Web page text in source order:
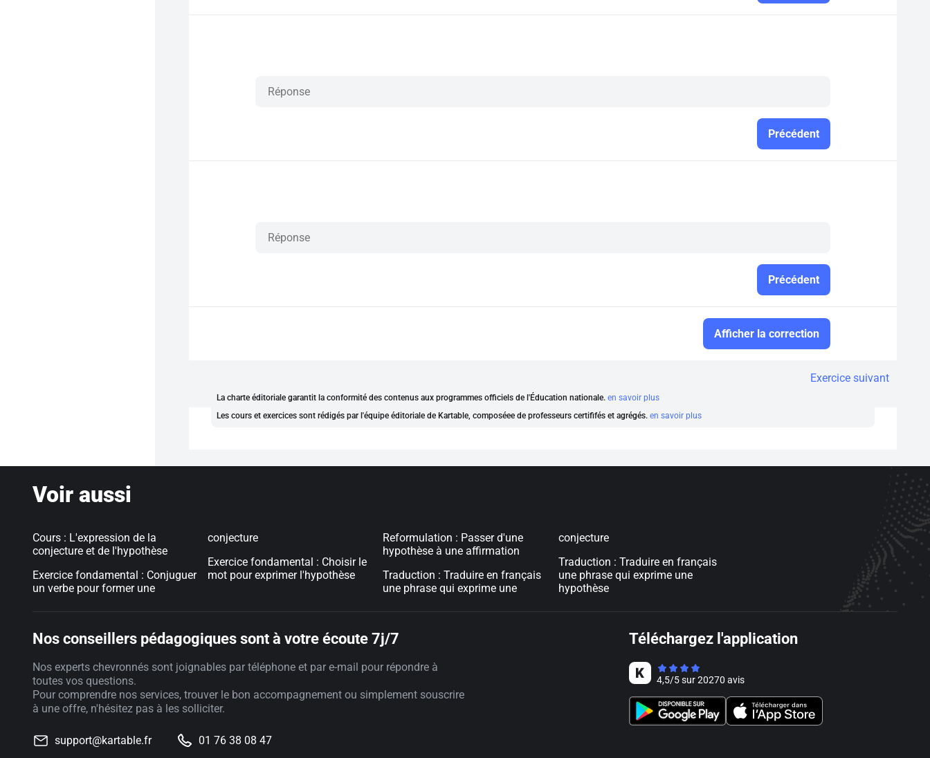
Précédent
Précédent
Afficher la correction
Exercice suivant
La charte éditoriale garantit la conformité des contenus aux programmes officiels de l'Éducation nationale. en savoir plus
Les cours et exercices sont rédigés par l'équipe éditoriale de Kartable, composéee de professeurs certififés et agrégés. en savoir plus
Voir aussi
Cours : L'expression de la
conjecture et de l'hypothèse
Exercice fondamental : Conjuguer
un verbe pour former une
conjecture
Exercice fondamental : Choisir le
mot pour exprimer l'hypothèse
Reformulation : Passer d'une
hypothèse à une affirmation
Traduction : Traduire en français
une phrase qui exprime une
conjecture
Traduction : Traduire en français
une phrase qui exprime une
hypothèse
Nos conseillers pédagogiques sont à votre écoute 7j/7
Nos experts chevronnés sont joignables par téléphone et par e-mail pour répondre à
toutes vos questions.
Pour comprendre nos services, trouver le bon accompagnement ou simplement souscrire
à une offre, n'hésitez pas à les solliciter.
support@kartable.fr 01 76 38 08 47
Téléchargez l'application
4,5/5sur20270 avis